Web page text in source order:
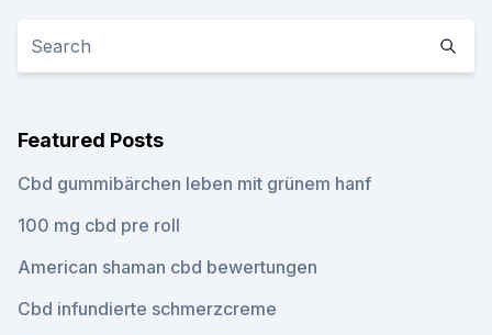
Featured Posts
Cbd gummibärchen leben mit grünem hanf
100 mg cbd pre roll
American shaman cbd bewertungen
Cbd infundierte schmerzcreme